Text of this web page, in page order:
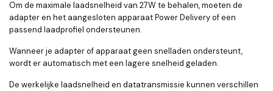
Om de maximale laadsnelheid van 27W te behalen, moeten de
adapter en het aangesloten apparaat Power Delivery of een
passend laadprofiel ondersteunen.
Wanneer je adapter of apparaat geen snelladen ondersteunt,
wordt er automatisch met een lagere snelheid geladen.
De werkelijke laadsnelheid en datatransmissie kunnen verschillen